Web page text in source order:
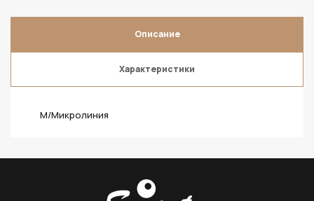
Описание
Характеристики
M/Микролиния